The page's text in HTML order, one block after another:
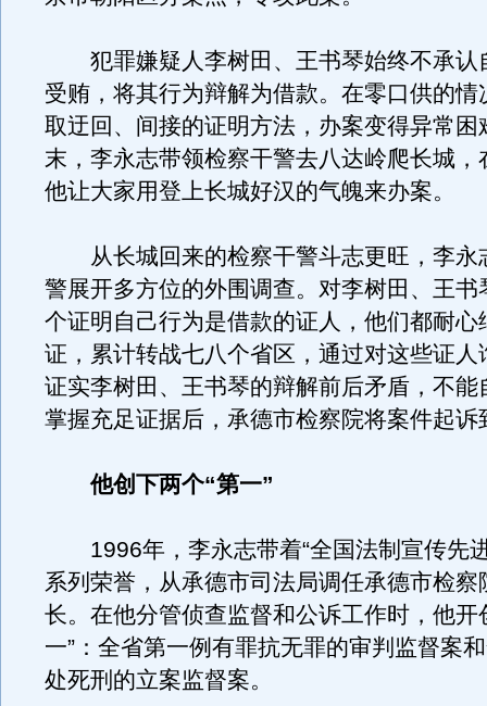
犯罪嫌疑人李树田、王书琴始终不承认
受贿，将其行为辩解为借款。在零口供的情
取迂回、间接的证明方法，办案变得异常困
末，李永志带领检察干警去八达岭爬长城，
他让大家用登上长城好汉的气魄来办案。
从长城回来的检察干警斗志更旺，李永
警展开多方位的外围调查。对李树田、王书
个证明自己行为是借款的证人，他们都耐心
证，累计转战七八个省区，通过对这些证人
证实李树田、王书琴的辩解前后矛盾，不能
掌握充足证据后，承德市检察院将案件起诉
他创下两个“第一”
1996年，李永志带着“全国法制宣传先
系列荣誉，从承德市司法局调任承德市检察
长。在他分管侦查监督和公诉工作时，他开
一”：全省第一例有罪抗无罪的审判监督案
处死刑的立案监督案。